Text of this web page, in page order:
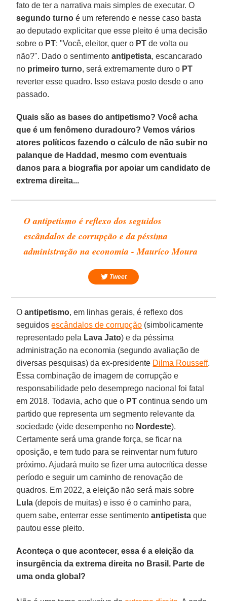
fato de ter a narrativa mais simples de executar. O
segundo turno é um referendo e nesse caso basta
ao deputado explicitar que esse pleito é uma decisão
sobre o PT: "Você, eleitor, quer o PT de volta ou
não?". Dado o sentimentoantipetista, escancarado
no primeiro turno, será extremamente duro o PT
reverter esse quadro. Isso estava posto desde o ano
passado.
Quais são as bases do antipetismo? Você acha
que é um fenômeno duradouro? Vemos vários
atores políticos fazendo o cálculo de não subir no
palanque de Haddad, mesmo com eventuais
danos para a biografia por apoiar um candidato de
extrema direita...
O antipetismo é reflexo dos seguidos
escândalos de corrupção e da péssima
administração na economia - Mauríco Moura
Tweet
Oantipetismo, em linhas gerais, é reflexo dos
seguidosescândalos de corrupção (simbolicamente
representado pela Lava Jato) e da péssima
administração na economia (segundo avaliação de
diversas pesquisas) da ex-presidente Dilma Rousseff.
Essa combinação de imagem de corrupção e
responsabilidade pelo desemprego nacional foi fatal
em 2018. Todavia, acho que o PT continua sendo um
partido que representa um segmento relevante da
sociedade (vide desempenho no Nordeste).
Certamente será uma grande força, se ficar na
oposição, e tem tudo para se reinventar num futuro
próximo. Ajudará muito se fizer uma autocrítica desse
período e seguir um caminho de renovação de
quadros. Em 2022, a eleição não será mais sobre
Lula (depois de muitas) e isso é o caminho para,
quem sabe, enterrar esse sentimentoantipetista que
pautou esse pleito.
Aconteça o que acontecer, essa é a eleição da
insurgência da extrema direita no Brasil. Parte de
uma onda global?